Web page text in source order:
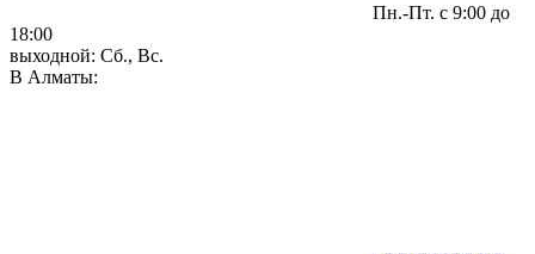
Пн.-Пт. с 9:00 до
18:00
выходной: Сб., Вс.
В Алматы: